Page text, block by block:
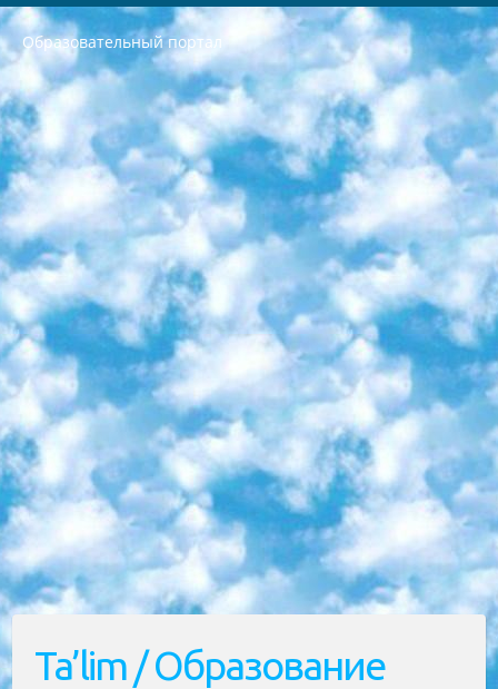
Образовательный портал
РЕСПУБЛИКА УЗБЕКИСТАН МИНИСТРЕРСТВО ДОШКОЛЬНОГО И ШКОЛЬНОГО ОБРАЗОВАНИЯ КОМАНДА в общеобразовательных учреждениях в 2023-2024 учебном году организация и проведение итоговой государственной аттестации обучающихся о Министра дошкольного и школьного образования Республики Узбекистан от 4 марта 2008 года (постановлением Минюста от 20 марта 2008 года № 1778 государственной регистрации) «Итоговое состояние учащихся общего среднего образования на основании положения об утверждении положения об аттестации общего среднего образования выпускной экзамен студентов в образовательных учреждениях в 2023-2024 учебном году В целях организации и прохождения аттестации приказываю: 1. Следующее: перечень предметов, по которым будет проводиться итоговая государственная аттестация и экзамен формы перевода согласно приложению 1; сертификаты международного образца, оценивающие уровень владения иностранными языками перечень согласно приложению 2; 2. Педагогический при специализированных образовательных учреждениях. научно-практический центр квалификации и международной оценки (Д.Давидова) 2024 г. До 25 марта: задания по предметам, по которым будет проводиться итоговая аттестация разработка и утверждение технических условий; итоговая аттестация на основании разработанного предметного задания разработка вопросов по предметам (устно и письменно), экзамен передача; общеобразовательные средние школы и специальные учебные заведения учащиеся выпускных классов школ и интернатов в агентской системе подготовка базы данных экзаменационных материалов и критериев оценки; перевод базы экзаменационных материалов на все языки обучения подать в Республиканский образовательный центр для изготовления; варианты экзаменов на основе разработанных контрольных материалов пусть будут поставлены задачи формирования. 3. Республиканский образовательный центр (Ш.Худайкулов) до 5 апреля 2024 года. до: база данных предоставленных экзаменационных материалов на все языки обучения перевод и экспертиза; для слепых, слабовидящих, глухих, слабослышащих и умственно отсталых детей учащиеся выпускных классов специализированных школ и школ-интернатов база данных экзаменационных материалов на всех преподаваемых языках подготовка критериев оценки; специализированные школы для умственно отсталых детей и технологии для учащихся выпускных классов школ-интернатов разработка соответствующих рекомендаций и критериев проведения ЕГЭ по естествознанию давать задания. 4. Педагогический при специализированных образовательных учреждениях. Научно-практический центр навыков и международной оценки (Д.Давидова), Республика образовательный центр (Худайкулов Ш.) итоговый государственный аттестационный экзамен ориентирован на творческое и логическое мышление при подготовке базы материалов учитывать введение заданий. 5. Следует отметить, что: сертификат государственного образца о знании общеобразовательного предмета и как минимум национальный уровень B1 по предметам на иностранных языках, указанным в Приложении 2. или международно признанный сертификат эквивалентного уровня студенты, изучающие определенный предмет, освобождаются от экзамена; по соответствующим предметам запланирована итоговая государственная аттестация за день до дня, путем жеребьевки Рабочей группой (в письменной форме по предметам, проводимым в форме) из числа сформированных вариантов выбрано 2 варианта; 2 выбранных варианта экзамена анонсированы на официальном сайте министерства и все выпускники по всей стране на основе этих вариантов проводит итоговую государственную аттестацию. 6. Государственное образование учащихся средних общеобразовательных учреждений. знания в соответствии с квалификационными требованиями, которые необходимо приобрести на основании стандартов итоговый (выпускной) контроль для 9 и 11 классов в целях тестирования Экзамены (далее – экзамены) состоят из предметов, перечисленных в приложении 1. будет сделано. 7. Экзамены пройдут с 26 мая по 15 июня 2024 г. (кроме науки физического воспитания). 8. Физическая для учащихся 9 классов общесредних образовательных учреждений. Экзамены по предмету «Образование, квалификация медицина» 1-6 мая 2024 года. сотрудники перевести под присмотр (с отклонениями в физическом или умственном развитии) специализированная школа для детей, школы-интернаты и со сколиозом школы-интернаты санаторного типа для больных детей исключены). 9. Он был слепым, слабовидящим и имел нарушения опорно-двигательного аппарата. экзамены в специализированных школах и интернатах для детей должны проводиться исходя из требований, предъявляемых к общеобразовательным учреждениям (физкультура кроме науки). 10. Специализированная школа для глухих и слабослышащих детей. и экзамены в интернатах и быть реализован в виде письменного теста по математике. 11. Специальность для умственно отсталых детей. Для 9 класса Родной язык и литературное письмо Государственный язык (язык обучения – узбекский). для неклассов) написано Математическое письмо Письменная/устная история Узбекистана Физическое воспитание практично Итоговый контроль Для 11 класса Написание родного языка и литературы (эссе) Математическое письмо Узбекский язык (обучение на узбекском языке) не посещающее общее среднее образование для учреждений)/Образовательное учреждение выбор письменный и устный Иностранный язык письменный/устный Письменная/устная история Узбекистана *По выбору студента:  Химия  Физика  Основы государственного права  География 10 бесплатных образовательных ресурсов - Мы составили подборку онлайн-проектов с интерактивными упражнениями, видеолекциями и статьями. Они помогут вам обрести новые и освежить старые знания бесплатно. 1. «ИНТУИТ» Старейшая образовательная площадка Рунета. Здесь вы найдёте сотни текстовых и видеокурсов на десятки различных тем — от программирования до психологии. Многие курсы подготовлены российскими университетами и крупными международными компаниями вроде Intel и Microsoft. Самостоятельное обучение бесплатное, но желающие могут оплатить услуги персональных наставников. 2. «Смартия» знакомит с актуальными профессиями и подсказывает, как им обучаться. Выбрав заинтересовавшую вас специальность — SMM-специалист, фотограф, веб-дизайнер или другую, — увидите список необходимых для неё умений. Чтобы вы могли освоить их самостоятельно, для каждого умения площадка отображает подборку ссылок на учебные материалы. Хотя «Смартия» ориентируется на русскоязычную аудиторию, часть контента всё же доступна только на английском. 3. «Лекторий Физтеха» Проект Московского физико-технического института (Физтеха). С его помощью вы можете смотреть онлайн серии лекций, записанные на видео в этом вузе. В числе доступных предметов — физика, биология, химия, информационные технологии и другие. К некоторым лекциям администрация ресурса прилагает готовые конспекты, которые можно скачивать в PDF-формате. 4. ITMOcourses Онлайн-площадка Санкт-Петербургского национального исследовательского университета информационных технологий, механики и оптики (ИТМО). Ресурс предоставляет свободный доступ к курсам, разработанным в этом вузе. Каталог материалов разбит на четыре категории: «Оптические системы и технологии», «Приборостроение и робототехника», «Информационные технологии» и «Биотехнологии». Курсы состоят из видеолекций, интерактивных демонстраций и заданий. 5. «КиберЛенинка» Электронная научная библиотека открытого доступа. Каталог площадки регулярно обрастает текстами статей из различных научных изданий. Сгруппированные по журналам и рубрикам публикации можно читать онлайн или скачивать целиком в PDF-формате. Проект нацелен на популяризацию науки за счёт открытого доступа к качественной информации. 6. «ПостНаука» На этом ресурсе публикуют подборки видеолекций, составленные экспертами из разных отраслей и объединённые общими темами. Среди них, к примеру, есть серии «Биоинформатика и геномика», «Культура средневековой Скандинавии» и Cinema Studies о теории кино. Каждая подборка лекций — логически связанная история, рассказанная экспертом от первого лица. Кроме того, на сайте появляются научно-образовательные статьи и тесты на разные темы. 7. «Newочём» Команда проекта «Newочём» отбирает самые интересные тексты из англоязычных СМИ и переводит те из них, за которые голосуют участники сообщества «ВКонтакте». По большей части это научно-популярные статьи. Редакторы придумывают лишь заголовки, в остальном содержание переводов соответствует оригиналам. Полные тексты можно читать прямо в социальной сети. 8. InternetUrok Онлайн-база материалов по основным дисциплинам школьной программы. Информация на сайте структурирована по классам, предметам и темам (урокам). Каждый урок состоит из видеолекций и конспектов. Есть также интерактивные тренажёры и тесты для закрепления пройденного материала. Даже если вы давно окончили школу, возможность повторить программу старших классов всегда может пригодиться. 9. Edutainme Ещё один ресурс об образовании. В отличие от Newtonew, как мне кажется, Edutainme больше ориентируется на представителей индустрии: педагогов, предпринимателей, разработчиков образовательных проектов. Но и любой, кто просто стремится к саморазвитию, найдёт на сайте много полезного и интересного для себя. Например, информацию о новых курсах и образовательных сервисах. 10. Newtonew Онлайн-медиа об образовании и обучении в широком смысле. Авторы Newtonew пишут об инструментах, заведениях, тактиках и стратегиях, которые помогают учить других и получать новые знания самостоятельно. На этой площадке вы найдёте новости, обзоры, аналитические мат
Ta’lim / Образование